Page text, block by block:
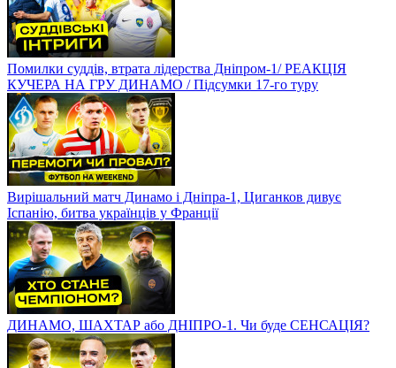
Помилки суддів, втрата лідерства Дніпром-1/ РЕАКЦІЯ
КУЧЕРА НА ГРУ ДИНАМО / Підсумки 17-го туру
Вирішальний матч Динамо і Дніпра-1, Циганков дивує
Іспанію, битва українців у Франції
ДИНАМО, ШАХТАР або ДНІПРО-1. Чи буде СЕНСАЦІЯ?